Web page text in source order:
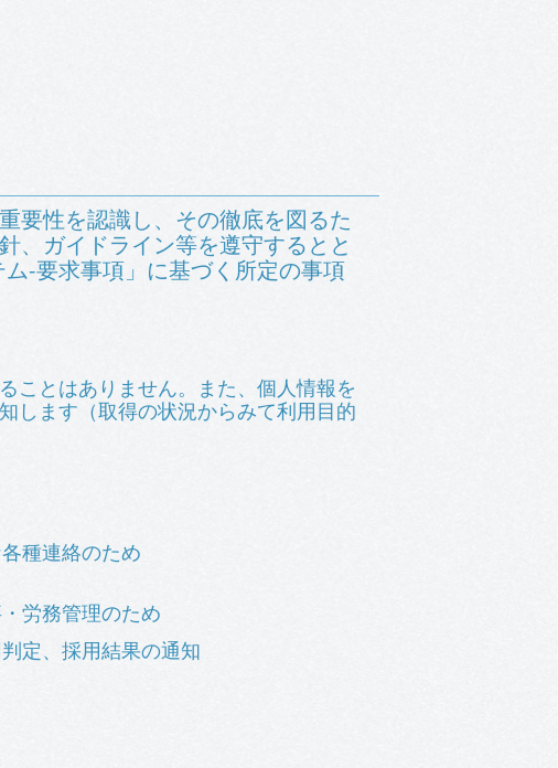
要性を認識し、その徹底を図るた
、ガイドライン等を遵守するとと
-要求事項」に基づく所定の事項
ことはありません。また、個人情報を
します（取得の状況からみて利用目的
種連絡のため
労務管理のため
定、採用結果の通知